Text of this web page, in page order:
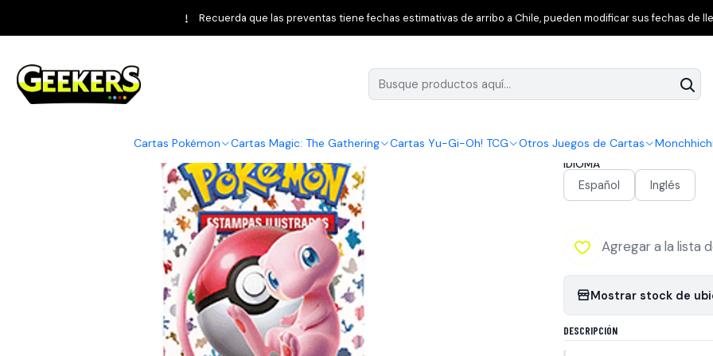
Cartas Pokémon Cartas Magic: The Gathering Cartas Yu-Gi-Oh! TCG Otros Juegos de Cartas Monchhichi
Recuerda que las preventas tiene fechas estimativas de arribo a Chile, pueden modificar sus fechas de
Inicio Pokémon TCG 151 Pokémon Scarlet & Violet 151 Booster (sobre de
|
Pokémon
IDIOMA
Español Inglés
Agregar a la lista
Mostrar stock de
DESCRIPCIÓN